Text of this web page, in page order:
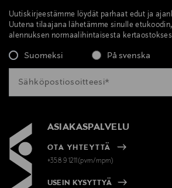
Uutiskirjeestämme löydät parhaat edut ja
Uutena tilaajana lähetämme sinulle
alennuksen normaalihintaisesta
Suomeksi På svenska
ASIAKASPALVELU
OTA YHTEYTTÄ
+358 9 1211(pvm/mpm)
USEIN KYSYTTYÄ